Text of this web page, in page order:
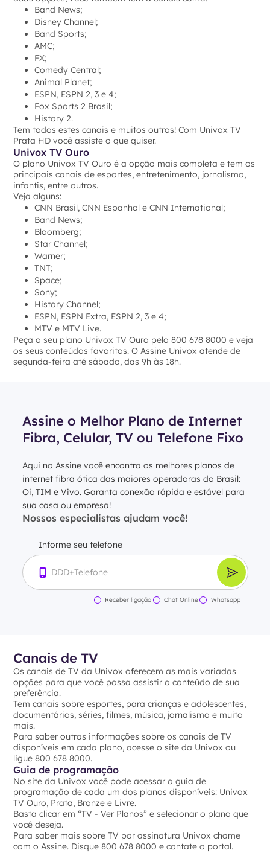
Band News;
Disney Channel;
Band Sports;
AMC;
FX;
Comedy Central;
Animal Planet;
ESPN, ESPN 2, 3 e 4;
Fox Sports 2 Brasil;
History 2.
Tem todos estes canais e muitos outros! Com Univox TV
Prata HD você assiste o que quiser.
Univox TV Ouro
O plano Univox TV Ouro é a opção mais completa e tem os
principais canais de esportes, entretenimento, jornalismo,
infantis, entre outros.
Veja alguns:
CNN Brasil, CNN Espanhol e CNN International;
Band News;
Bloomberg;
Star Channel;
Warner;
TNT;
Space;
Sony;
History Channel;
ESPN, ESPN Extra, ESPN 2, 3 e 4;
MTV e MTV Live.
Peça o seu plano Univox TV Ouro pelo 800 678 8000 e veja
os seus conteúdos favoritos. O Assine Univox atende de
segunda-feira até sábado, das 9h às 18h.
Assine o Melhor Plano de Internet
Fibra, Celular, TV ou Telefone Fixo
Aqui no Assine você encontra os melhores planos de
internet fibra ótica das maiores operadoras do Brasil:
Oi, TIM e Vivo. Garanta conexão rápida e estável para
sua casa ou empresa!
Nossos especialistas ajudam você!
Informe seu telefone
Receber ligação Chat Online Whatsapp
Canais de TV
Os canais de TV da Univox oferecem as mais variadas
opções para que você possa assistir o conteúdo de sua
preferência.
Tem canais sobre esportes, para crianças e adolescentes,
documentários, séries, filmes, música, jornalismo e muito
mais.
Para saber outras informações sobre os canais de TV
disponíveis em cada plano, acesse o site da Univox ou
ligue 800 678 8000.
Guia de programação
No site da Univox você pode acessar o guia de
programação de cada um dos planos disponíveis: Univox
TV Ouro, Prata, Bronze e Livre.
Basta clicar em “TV - Ver Planos” e selecionar o plano que
você deseja.
Para saber mais sobre TV por assinatura Univox chame
com o Assine. Disque 800 678 8000 e contate o portal.